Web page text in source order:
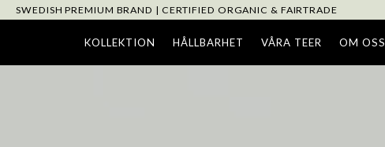
SWEDISH PREMIUM BRAND | CERTIFIED ORGANIC & FAIRTRADE
KOLLEKTION HÅLLBARHET VÅRA TEER OM OSS